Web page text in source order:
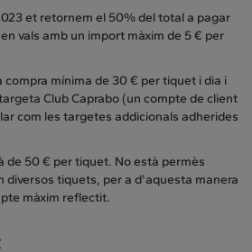
et retornem el 50% del total a pagar
vals amb un import màxim de 5 € per
compra mínima de 30 € per tiquet i dia i
Club Caprabo (un compte de client
com les targetes addicionals adherides
de 50 € per tiquet. No està permès
diversos tiquets, per a d'aquesta manera
màxim reflectit.